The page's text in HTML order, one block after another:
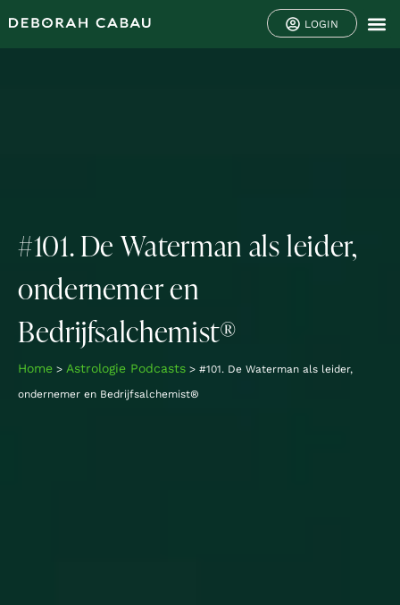
LOGIN
#101. De Waterman als leider,
ondernemer en
Bedrijfsalchemist®
Home > Astrologie Podcasts > #101. De Waterman als leider,
ondernemer en Bedrijfsalchemist®